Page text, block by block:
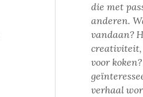
die met
anderen.
vandaan?
creativiteit,
voor
verhaal